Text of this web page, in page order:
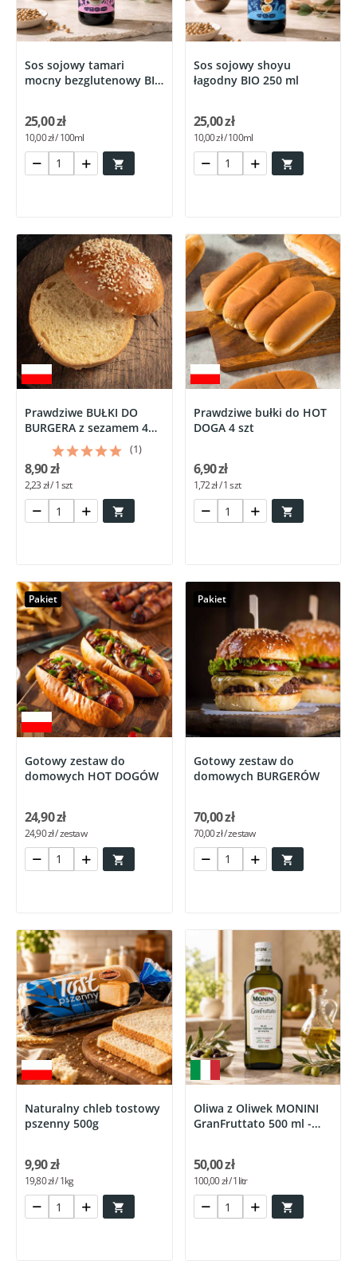
Sos sojowy tamari
mocny bezglutenowy BIO

25,00 zł
10,00 zł / 100ml
Sos sojowy shoyu
łagodny BIO 250 ml

25,00 zł
10,00 zł / 100ml
Prawdziwe BUŁKI DO
BURGERA z sezamem 4
(1)

8,90 zł
2,23 zł / 1 szt
Prawdziwe bułki do HOT
DOGA 4 szt

6,90 zł
1,72 zł / 1 szt
Pakiet
Gotowy zestaw do
domowych HOT DOGÓW

24,90 zł
24,90 zł / zestaw
Pakiet
Gotowy zestaw do
domowych BURGERÓW

70,00 zł
70,00 zł / zestaw
Naturalny chleb tostowy
pszenny 500g

9,90 zł
19,80 zł / 1kg
Oliwa z Oliwek MONINI
GranFruttato 500 ml -

50,00 zł
100,00 zł / 1litr